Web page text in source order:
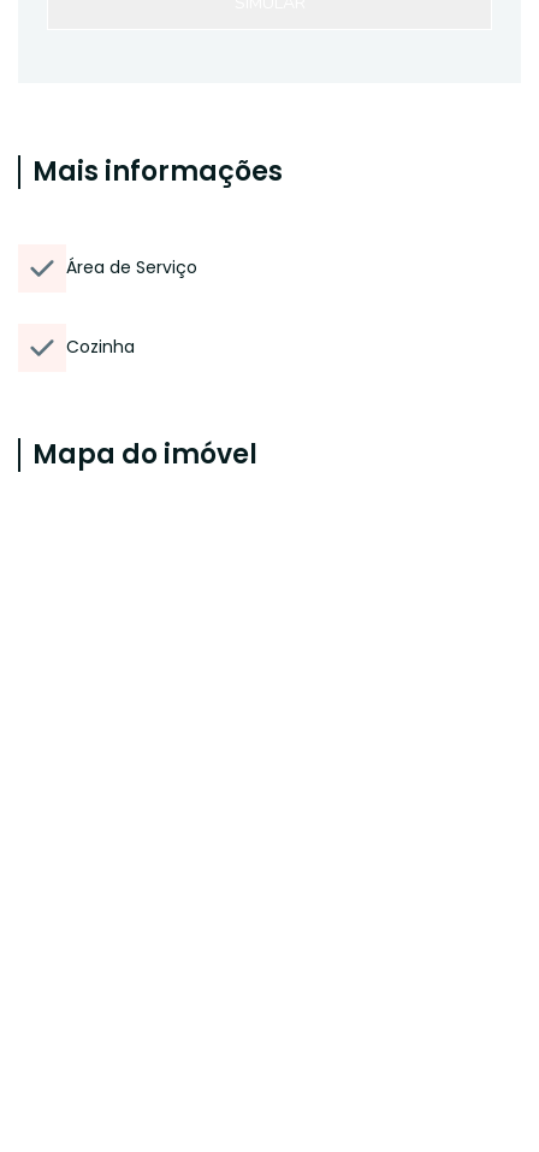
Mais informações
Área de Serviço
Cozinha
Mapa do imóvel